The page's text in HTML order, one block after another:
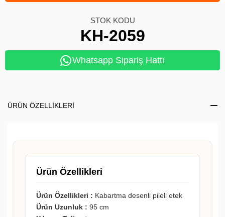
STOK KODU
KH-2059
Whatsapp Sipariş Hattı
ÜRÜN ÖZELLIKLERI
Ürün Özellikleri
Ürün Özellikleri : Kabartma desenli pileli etek
Ürün Uzunluk : 95 cm